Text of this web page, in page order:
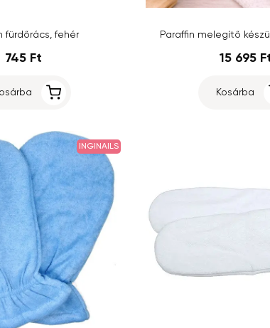
fürdőrács, fehér
745 Ft
Paraffin melegítő
15 695
Kosárba
INGINAILS